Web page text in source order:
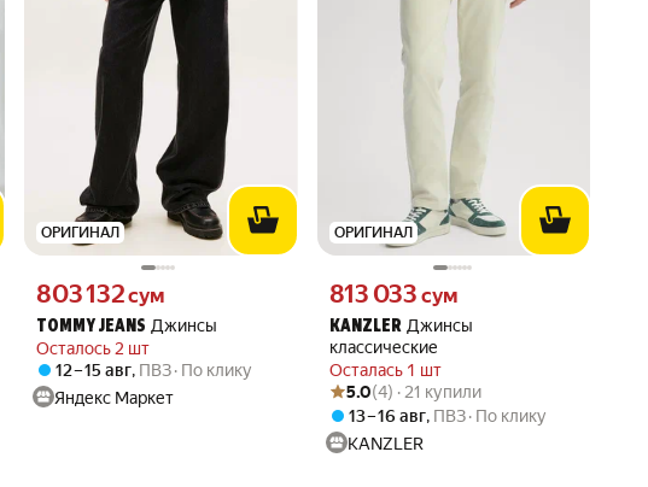
ОРИГИНАЛ
TOMMY JEANS Джинсы
Осталось 2 шт
Цена 803132 сум вместо
803 132сум
12 – 15 авг, ПВЗ По клику
Яндекс Маркет
ОРИГИНАЛ
KANZLER Джинсы
классические
Осталась 1 шт
Цена 813033 сум вместо
813 033 сум
Рейтинг товара: 5.0 из 5
Оценок: (4) · 21 купили
5.0(4) · 21 купили
13 – 16 авг, ПВЗ По клику
KANZLER